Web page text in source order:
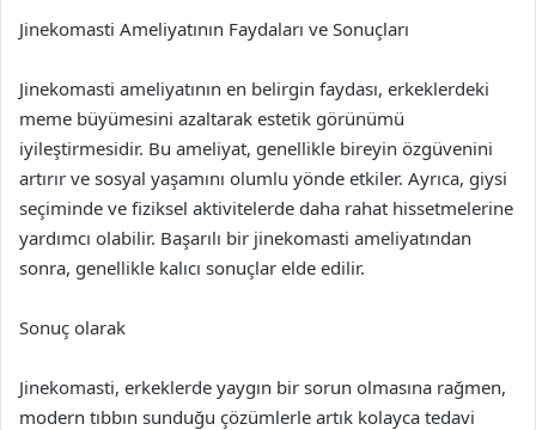
Jinekomasti Ameliyatının Faydaları ve Sonuçları
Jinekomasti ameliyatının en belirgin faydası, erkeklerdeki
meme büyümesini azaltarak estetik görünümü
iyileştirmesidir. Bu ameliyat, genellikle bireyin özgüvenini
artırır ve sosyal yaşamını olumlu yönde etkiler. Ayrıca, giysi
seçiminde ve fiziksel aktivitelerde daha rahat hissetmelerine
yardımcı olabilir. Başarılı bir jinekomasti ameliyatından
sonra, genellikle kalıcı sonuçlar elde edilir.
Sonuç olarak
Jinekomasti, erkeklerde yaygın bir sorun olmasına rağmen,
modern tıbbın sunduğu çözümlerle artık kolayca tedavi